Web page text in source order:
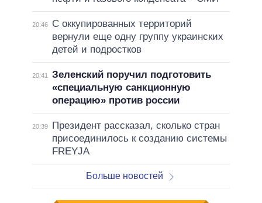
20:46
С оккупированных территорий
вернули еще одну группу украинских
детей и подростков
20:41
Зеленский поручил подготовить
«специальную санкционную
операцию» против россии
20:39
Президент рассказал, сколько стран
присоединилось к созданию системы
FREYJA
Больше новостей